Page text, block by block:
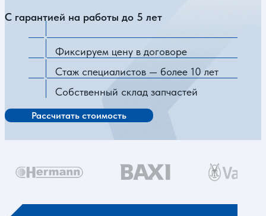
С гарантией на работы до 5 лет
Фиксируем цену в договоре
Стаж специалистов — более 10 лет
Собственный склад запчастей
Рассчитать стоимость